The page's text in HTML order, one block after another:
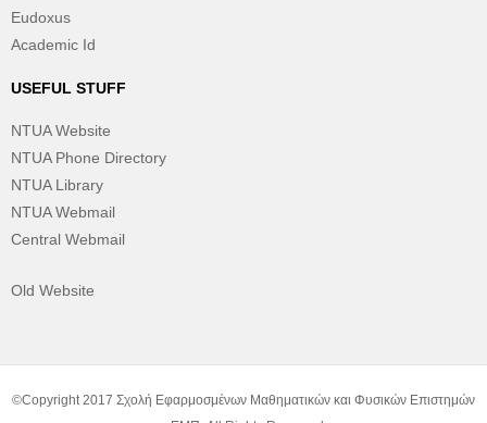
Eudoxus
Academic Id
USEFUL STUFF
NTUA Website
NTUA Phone Directory
NTUA Library
NTUA Webmail
Central Webmail
Old Website
©Copyright 2017 Σχολή Εφαρμοσμένων Μαθηματικών και Φυσικών Επιστημών